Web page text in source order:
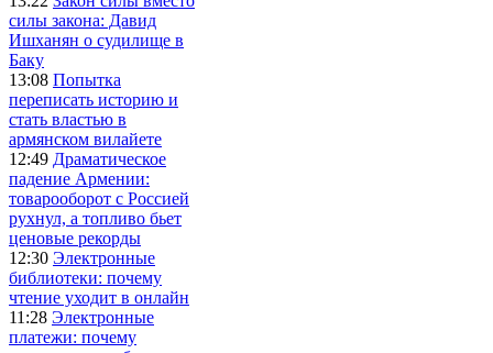
силы закона: Давид
Ишханян о судилище в
Баку
13:08 Попытка
переписать историю и
стать властью в
армянском вилайете
12:49 Драматическое
падение Армении:
товарооборот с Россией
рухнул, а топливо бьет
ценовые рекорды
12:30 Электронные
библиотеки: почему
чтение уходит в онлайн
11:28 Электронные
платежи: почему